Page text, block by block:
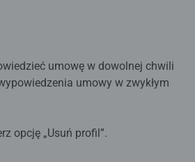
umowę w dowolnej chwili
umowy w zwykłym
opcję „Usuń profil”.